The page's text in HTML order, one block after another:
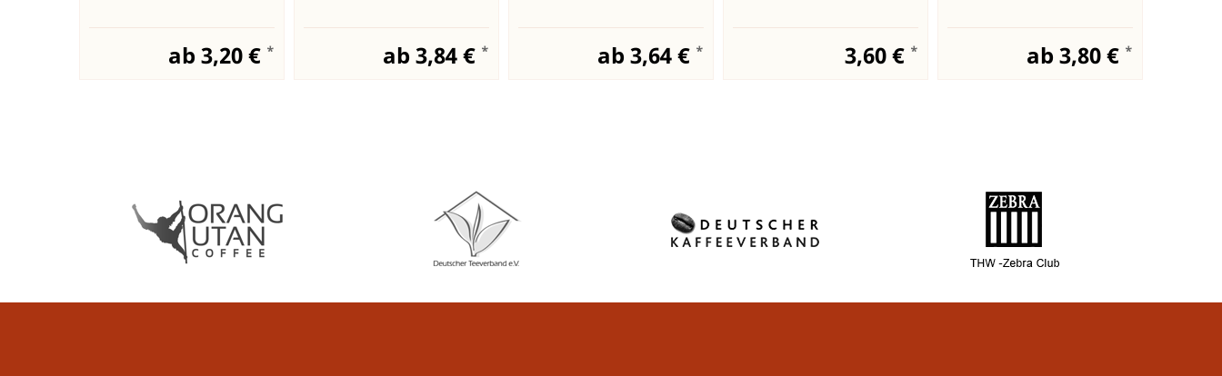
ab 3,20 € * ab 3,84 € * ab 3,64 € * 3,60 € * ab 3,80 € *